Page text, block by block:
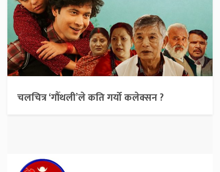
चलचित्र ‘गौँथली’ले कति गर्यो कलेक्सन ?